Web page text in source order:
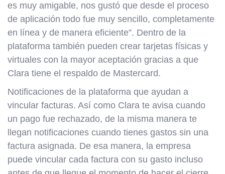
es muy amigable, nos gustó que desde el proceso
de aplicación todo fue muy sencillo, completamente
en línea y de manera eficiente”. Dentro de la
plataforma también pueden crear tarjetas físicas y
virtuales con la mayor aceptación gracias a que
Clara tiene el respaldo de Mastercard.
Notificaciones de la plataforma que ayudan a
vincular facturas. Así como Clara te avisa cuando
un pago fue rechazado, de la misma manera te
llegan notificaciones cuando tienes gastos sin una
factura asignada. De esa manera, la empresa
puede vincular cada factura con su gasto incluso